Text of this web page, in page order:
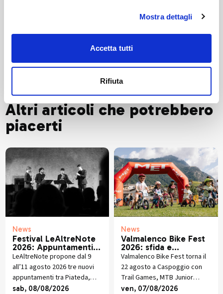
Mostra dettagli
Accetta tutti
Rifiuta
Altri articoli che potrebbero
piacerti
News
Festival LeAltreNote
2026: Appuntamenti 9
- 11 agosto
LeAltreNote propone dal 9
all’11 agosto 2026 tre nuovi
appuntamenti tra Piateda,
Bormio e Lanzada, dalla
sab, 08/08/2026
News
Valmalenco Bike Fest
2026: sfida e
divertimento in MTB
Valmalenco Bike Fest torna il
22 agosto a Caspoggio con
Trail Games, MTB Junior
Race, street food alpino,
ven, 07/08/2026